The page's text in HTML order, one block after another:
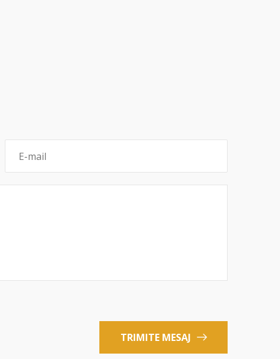
TRIMITE MESAJ